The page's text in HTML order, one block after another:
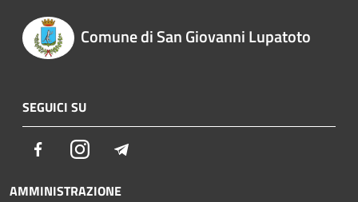
Comune di San Giovanni Lupatoto
SEGUICI SU
FacebookInstagram
AMMINISTRAZIONE